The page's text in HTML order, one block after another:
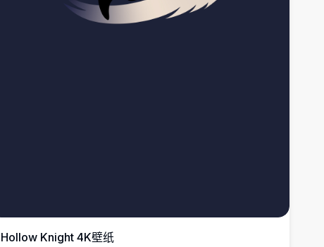
Hollow Knight 4K壁纸